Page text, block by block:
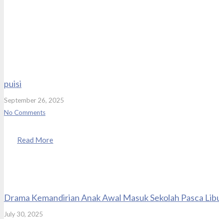
puisi
September 26, 2025
No Comments
Read More
Drama Kemandirian Anak Awal Masuk Sekolah Pasca
July 30, 2025